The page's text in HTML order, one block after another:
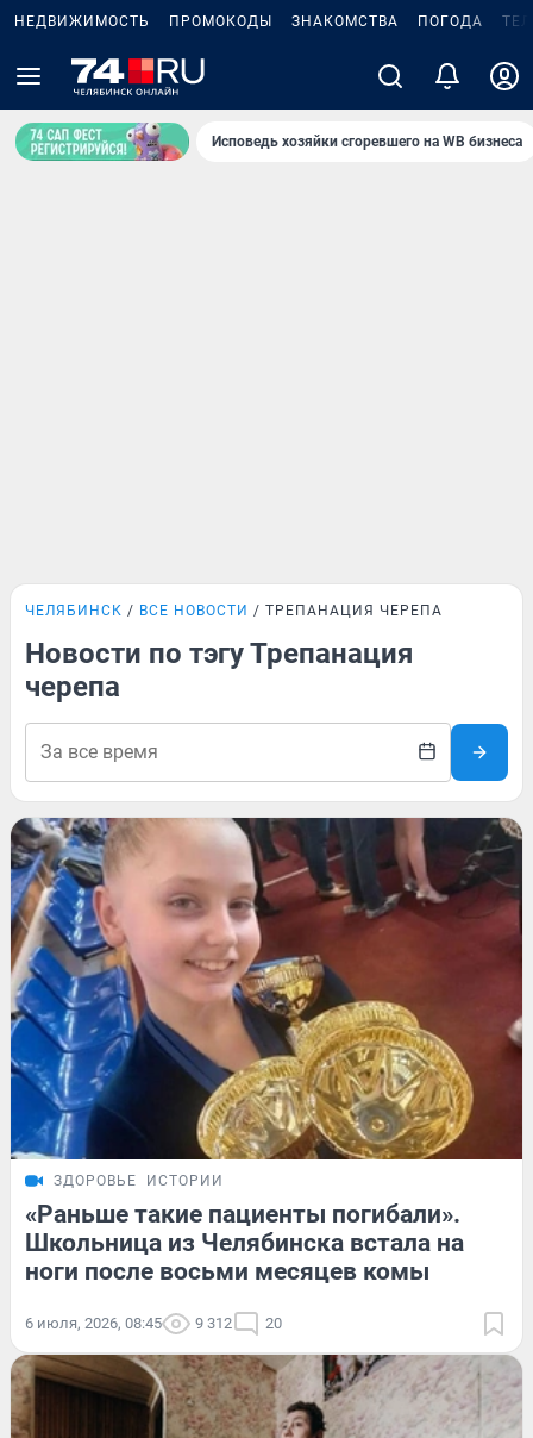
НЕДВИЖИМОСТЬ ПРОМОКОДЫ ЗНАКОМСТВА ПОГОДА
Исповедь хозяйки сгоревшего на WB бизнеса
ЧЕЛЯБИНСК ВСЕ НОВОСТИ ТРЕПАНАЦИЯ ЧЕРЕПА
Новости по тэгу Трепанация
черепа
ЗДОРОВЬЕ ИСТОРИИ
«Раньше такие пациенты погибали».
Школьница из Челябинска встала на
ноги после восьми месяцев комы
6 июля, 2026, 08:45 9 312 20